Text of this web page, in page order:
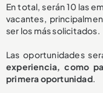
En total, serán 10 las
vacantes,
ser los más solicitados.
Las oportunidades
experiencia, como
primera oportunidad.